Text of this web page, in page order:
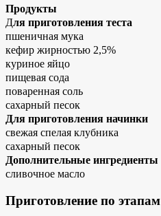
Продукты
Для приготовления теста
пшеничная мука
кефир жирностью 2,5%
куриное яйцо
пищевая сода
поваренная соль
сахарный песок
Для приготовления начинки
свежая спелая клубника
сахарный песок
Дополнительные ингредиенты
сливочное масло
Приготовление по этапам